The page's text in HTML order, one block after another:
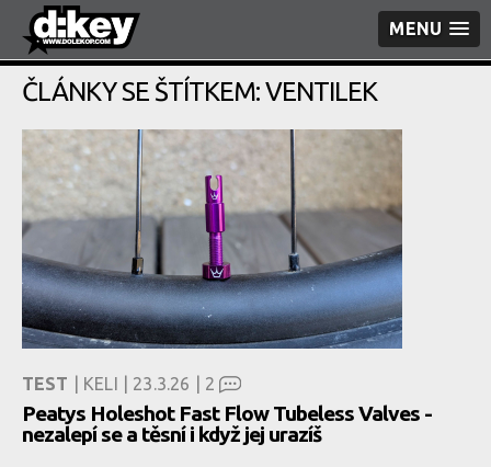
MENU
ČLÁNKY SE ŠTÍTKEM: VENTILEK
TEST | KELI | 23.3.26 | 2
Peatys Holeshot Fast Flow Tubeless Valves -
nezalepí se a těsní i když jej urazíš